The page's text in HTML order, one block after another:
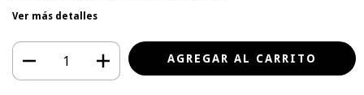
Ver más detalles